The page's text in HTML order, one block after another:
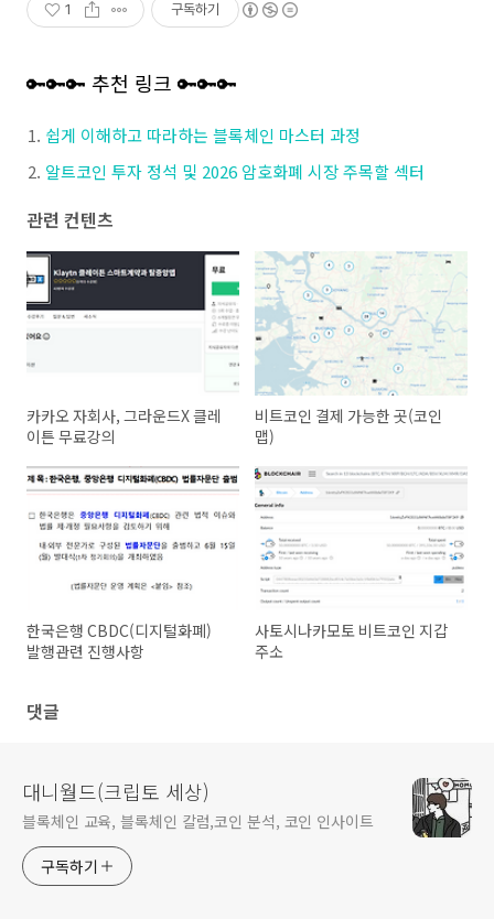
1 구독하기
🔑🔑🔑 추천 링크 🔑🔑🔑
쉽게 이해하고 따라하는 블록체인 마스터 과정
알트코인 투자 정석 및 2026 암호화폐 시장 주목할 섹터
관련 컨텐츠
카카오 자회사, 그라운드X 클레
이튼 무료강의
비트코인 결제 가능한 곳(코인
맵)
한국은행 CBDC(디지털화폐)
발행관련 진행사항
사토시나카모토 비트코인 지갑
주소
댓글
대니월드(크립토 세상)
블록체인 교육, 블록체인 칼럼,코인 분석, 코인 인사이트
구독하기